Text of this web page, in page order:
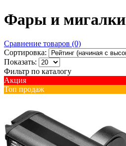
Фары и мигалки
Сравнение товаров (0)
Сортировка:
Показать:
Фильтр по каталогу
Акция
Топ продаж